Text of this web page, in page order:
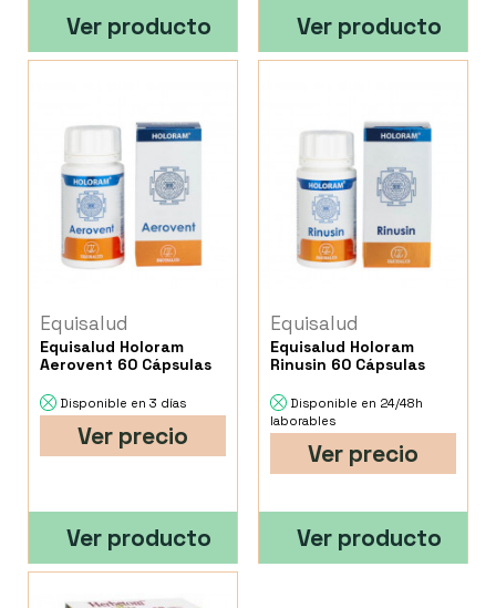
Ver producto Ver producto
Equisalud
Equisalud Holoram
Aerovent 60 Cápsulas
Disponible en 3 días
Ver precio
Ver producto
Equisalud
Equisalud Holoram
Rinusin 60 Cápsulas
Disponible en 24/48h
laborables
Ver precio
Ver producto